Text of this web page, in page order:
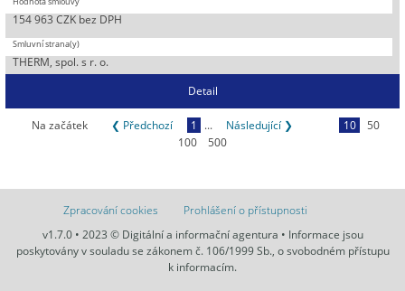
154 963 CZK bez DPH
THERM, spol. s r. o.
Detail
Na začátek ❮ Předchozí 1 ... Následující ❯ 10
50
100
500
Zpracování cookies
Prohlášení o přístupnosti
v1.7.0 • 2023 © Digitální a informační agentura • Informace jsou
poskytovány v souladu se zákonem č. 106/1999 Sb., o svobodném přístupu
k informacím.